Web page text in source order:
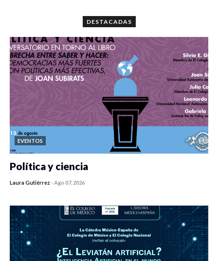
DESTACADAS
EVENTOS
Política y ciencia
Laura Gutiérrez -Ago 07, 2026